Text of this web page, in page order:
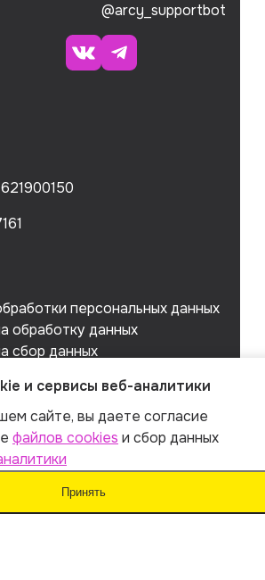
@arcy_supportbot
персональных данных
обработку данных
сбор данных
и сервисы веб-аналитики
сайте, вы даете согласие
файлов cookies и сбор данных
Принять